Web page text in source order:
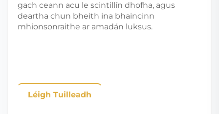
gach ceann acu le scintillín dhofha, agus
deartha chun bheith ina bhaincinn
mhionsonraithe ar amadán luksus.
Léigh Tuilleadh